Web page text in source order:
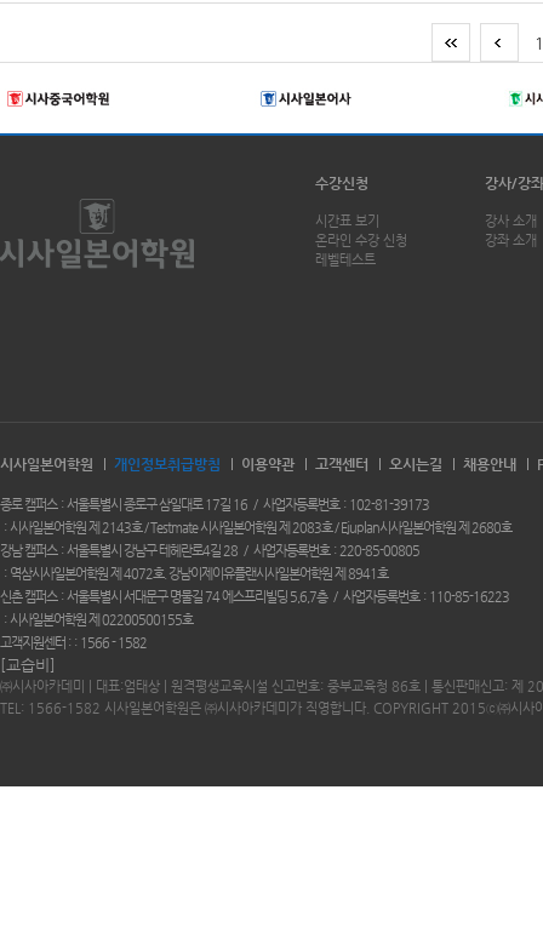
수강신청
시간표 보기
온라인 수강 신청
레벨테스트
강사/강좌
강사 소개
강좌 소개
시사일본어학원 개인정보취급방침 이용약관 고객센터 오시는길 채용안내
종로 캠퍼스 서울특별시 종로구 삼일대로 17길 16 사업자등록번호
102-81-39173
시사일본어학원 제 2143호 / Testmate 시사일본어학원 제 2083호 / Ejuplan시사일본어학원 제 2680호
강남 캠퍼스
서울특별시 강남구 테헤란로4길 28 사업자등록번호
220-85-00805
역삼시사일본어학원 제 4072호. 강남이제이유플랜시사일본어학원 제 8941호
신촌 캠퍼스
서울특별시 서대문구 명물길 74 에스프리빌딩 5,6,7층 사업자등록번호
110-85-16223
시사일본어학원 제 02200500155호
고객지원센터 :
1566 - 1582
[교습비]
㈜시사아카데미 | 대표:엄태상 | 원격평생교육시설 신고번호: 중부교육청 86호 | 통신판매신고: 제
TEL: 1566-1582 시사일본어학원은 ㈜시사아카데미가 직영합니다. COPYRIGHT 2015ⓒ㈜시사